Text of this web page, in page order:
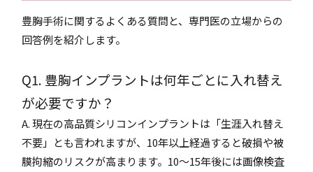
豊胸手術に関するよくある質問と、専門医の立場からの
回答例を紹介します。
Q1. 豊胸インプラントは何年ごとに入れ替え
が必要ですか？
A. 現在の高品質シリコンインプラントは「生涯入れ替え
不要」とも言われますが、10年以上経過すると破損や被
膜拘縮のリスクが高まります。10〜15年後には画像検査